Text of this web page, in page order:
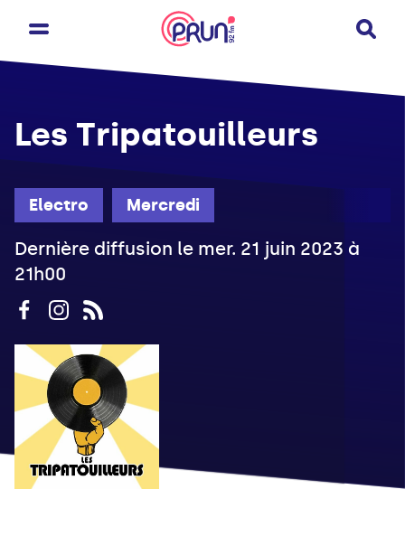
Electro Mercredi
Les Tripatouilleurs
Dernière diffusion le mer. 21 juin 2023 à
21h00